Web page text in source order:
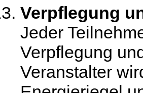
Verpflegung
Jeder
Verpflegung
Veranstalter